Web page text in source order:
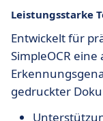
Leistungsstarke
Entwickelt für
SimpleOCR
gedruckter